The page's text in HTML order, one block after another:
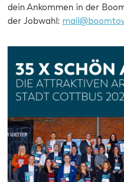
dein Ankommen in der
der Jobwahl: